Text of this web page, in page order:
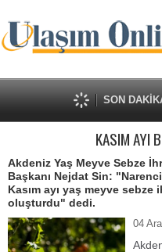
SON
KASIM AYI
Akdeniz Yaş Meyve Sebze
Başkanı Nejdat Sin:
Kasım ayı yaş meyve sebze
oluşturdu" dedi.
04